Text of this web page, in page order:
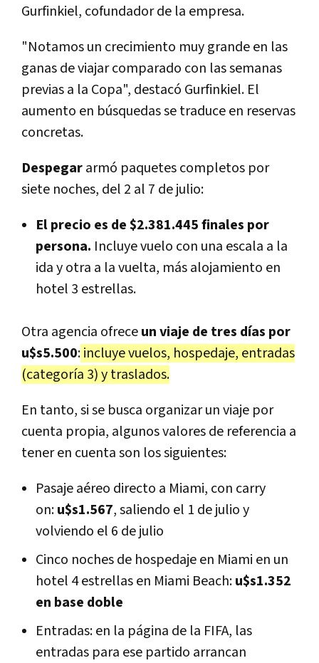
Gurfinkiel, cofundador de la empresa.
"Notamos un crecimiento muy grande en las
ganas de viajar comparado con las semanas
previas a la Copa", destacó Gurfinkiel. El
aumento en búsquedas se traduce en reservas
concretas.
Despegararmó paquetes completos por
siete noches, del 2 al 7 de julio:
El precio es de $2.381.445 finales por
persona. Incluye vuelo con una escala a la
ida y otra a la vuelta, más alojamiento en
hotel 3 estrellas.
Otra agencia ofreceun viaje de tres días por
u$s5.500:incluye vuelos, hospedaje, entradas
(categoría 3) y traslados.
En tanto, si se busca organizar un viaje por
cuenta propia, algunos valores de referencia a
tener en cuenta son los siguientes:
Pasaje aéreo directo a Miami, con carry
on:u$s1.567, saliendo el 1 de julio y
volviendo el 6 de julio
Cinco noches de hospedaje en Miami en un
hotel 4 estrellas en Miami Beach:u$s1.352
en base doble
Entradas: en la página de la FIFA, las
entradas para ese partido arrancan